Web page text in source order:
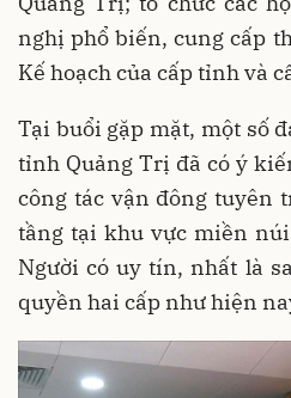
nghị phổ biến, cung cấp
Kế hoạch của cấp tỉnh và
Tại buổi gặp mặt, một số
tỉnh Quảng Trị đã có ý
công tác vận đông tuyên
tầng tại khu vực miền
Người có uy tín, nhất là
quyền hai cấp như hiện